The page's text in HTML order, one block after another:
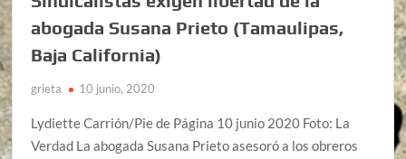
abogada Susana Prieto (Tamaulipas,
Baja California)
grieta 10 junio, 2020
Lydiette Carrión/Pie de Página 10 junio 2020 Foto: La
Verdad La abogada Susana Prieto asesoró a los obreros